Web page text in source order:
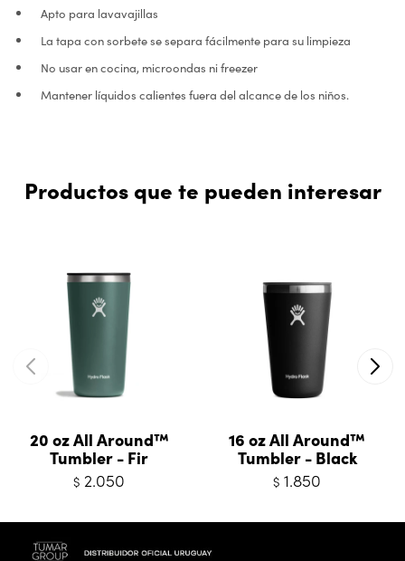
Apto para lavavajillas
La tapa con sorbete se separa fácilmente para su limpieza
No usar en cocina, microondas ni freezer
Mantener líquidos calientes fuera del alcance de los niños.
Productos que te pueden interesar
20 oz All Around™
Tumbler - Fir
$ 2.050
16 oz All Around™
Tumbler - Black
$ 1.850